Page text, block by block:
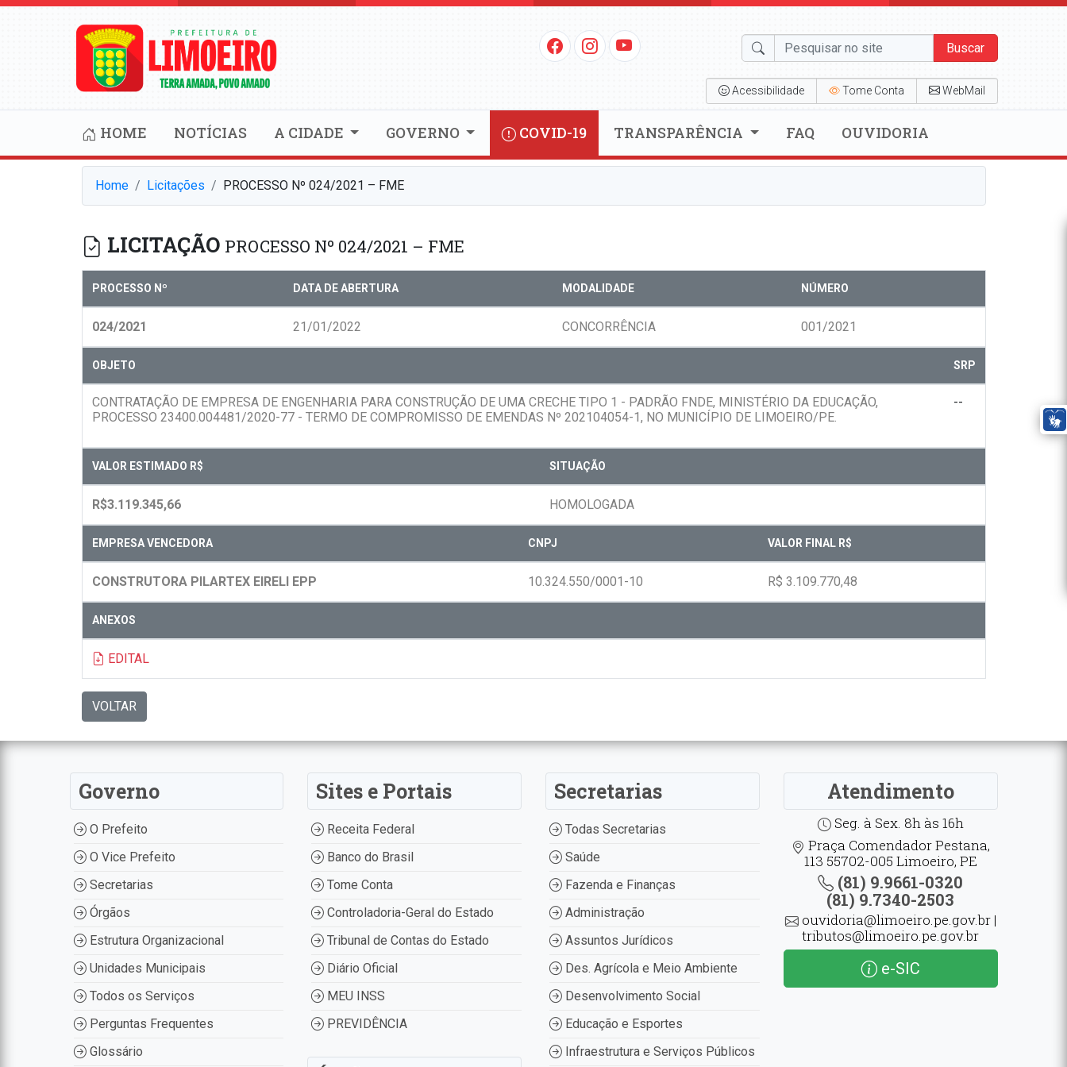
Buscar
Acessibilidade Tome Conta WebMail
HOME NOTÍCIAS A CIDADE GOVERNO COVID-19 TRANSPARÊNCIA FAQ OUVIDORIA
Home Licitações PROCESSO Nº 024/2021 – FME
LICITAÇÃO PROCESSO Nº 024/2021 – FME
PROCESSO Nº DATA DE ABERTURA MODALIDADE NÚMERO
024/2021 21/01/2022 CONCORRÊNCIA 001/2021
OBJETO SRP
CONTRATAÇÃO DE EMPRESA DE ENGENHARIA PARA CONSTRUÇÃO DE UMA CRECHE TIPO 1 - PADRÃO FNDE, MINISTÉRIO DA EDUCAÇÃO,
PROCESSO 23400.004481/2020-77 - TERMO DE COMPROMISSO DE EMENDAS Nº 202104054-1, NO MUNICÍPIO DE LIMOEIRO/PE.
--
VALOR ESTIMADO R$ SITUAÇÃO
R$3.119.345,66 HOMOLOGADA
EMPRESA VENCEDORA CNPJ VALOR FINAL R$
CONSTRUTORA PILARTEX EIRELI EPP 10.324.550/0001-10 R$ 3.109.770,48
ANEXOS
EDITAL
VOLTAR
Governo
O Prefeito
O Vice Prefeito
Secretarias
Órgãos
Estrutura Organizacional
Unidades Municipais
Todos os Serviços
Perguntas Frequentes
Glossário
Sites e Portais
Receita Federal
Banco do Brasil
Tome Conta
Controladoria-Geral do Estado
Tribunal de Contas do Estado
Diário Oficial
MEU INSS
PREVIDÊNCIA
Secretarias
Todas Secretarias
Saúde
Fazenda e Finanças
Administração
Assuntos Jurídicos
Des. Agrícola e Meio Ambiente
Desenvolvimento Social
Educação e Esportes
Infraestrutura e Serviços Públicos
Atendimento
Seg. à Sex. 8h às 16h
Praça Comendador Pestana,
113 55702-005 Limoeiro, PE
(81) 9.9661-0320
(81) 9.7340-2503
ouvidoria@limoeiro.pe.gov.br |
tributos@limoeiro.pe.gov.br
e-SIC